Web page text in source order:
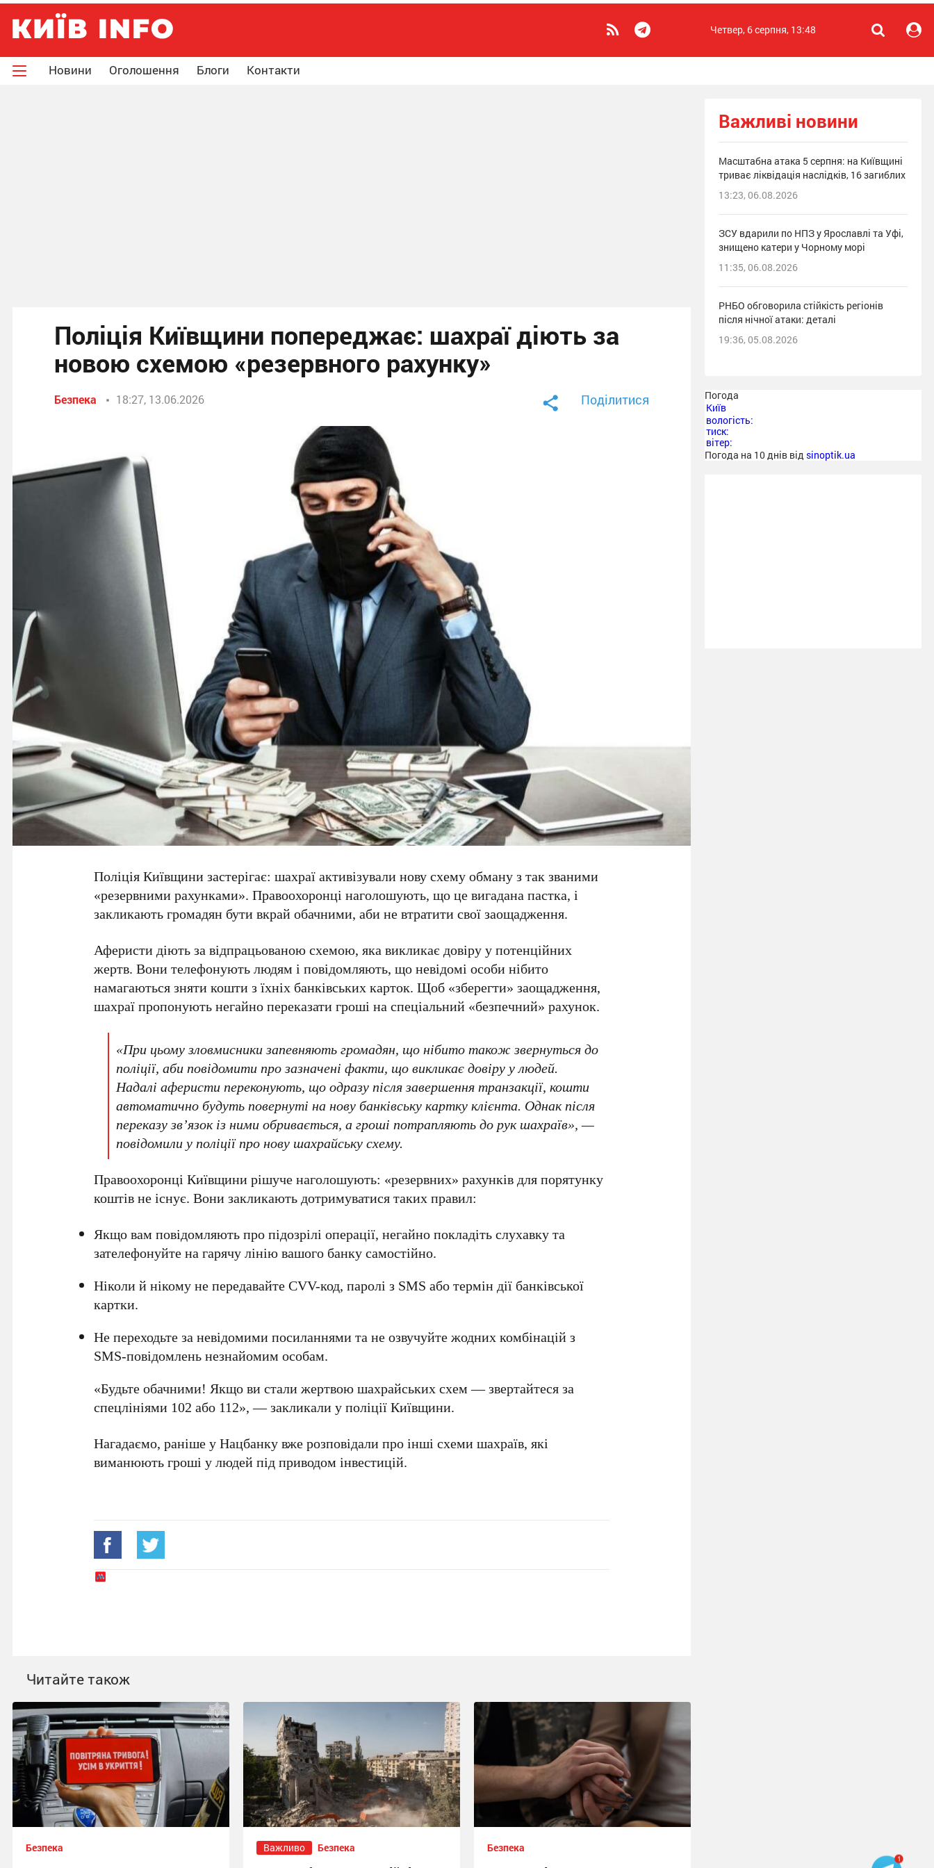
Четвер, 6 серпня, 13:48
Новини Оголошення Блоги Контакти
Поліція Київщини попереджає: шахраї діють за
новою схемою «резервного рахунку»
Безпека 18:27, 13.06.2026 Поділитися
Поліція Київщини застерігає: шахраї активізували нову схему обману з так званими
«резервними рахунками». Правоохоронці наголошують, що це вигадана пастка, і
закликають громадян бути вкрай обачними, аби не втратити свої заощадження.
Аферисти діють за відпрацьованою схемою, яка викликає довіру у потенційних
жертв. Вони телефонують людям і повідомляють, що невідомі особи нібито
намагаються зняти кошти з їхніх банківських карток. Щоб «зберегти» заощадження,
шахраї пропонують негайно переказати гроші на спеціальний «безпечний» рахунок.
«При цьому зловмисники запевняють громадян, що нібито також звернуться до
поліції, аби повідомити про зазначені факти, що викликає довіру у людей.
Надалі аферисти переконують, що одразу після завершення транзакції, кошти
автоматично будуть повернуті на нову банківську картку клієнта. Однак після
переказу зв’язок із ними обривається, а гроші потрапляють до рук шахраїв», —
повідомилиу поліції про нову шахрайську схему.
ПравоохоронціКиївщинирішуче наголошують: «резервних» рахунківдля порятунку
коштів не існує. Вони закликають дотримуватися таких правил:
Якщо вам повідомляють про підозрілі операції, негайно покладіть слухавку та
зателефонуйте на гарячу лінію вашого банку самостійно.
Ніколи й нікому не передавайтеCVV-код, паролі з SMS або термін дії банківської
картки.
Не переходьте за невідомими посиланнями та не озвучуйте жодних комбінацій з
SMS-повідомленьнезнайомим особам.
«Будьте обачними! Якщо ви стали жертвою шахрайських схем — звертайтеся за
спецлініями 102 або 112», — закликали у поліціїКиївщини.
Нагадаємо, раніше уНацбанкувже розповідали про інші схеми шахраїв, які
виманюють гроші у людей під приводом інвестицій.
Читайте також
Безпека Важливо Безпека Безпека
Важливі новини
Масштабна атака 5 серпня: на Київщині
триває ліквідація наслідків, 16 загиблих
13:23, 06.08.2026
ЗСУ вдарили по НПЗ у Ярославлі та Уфі,
знищено катери у Чорному морі
11:35, 06.08.2026
РНБО обговорила стійкість регіонів
після нічної атаки: деталі
19:36, 05.08.2026
Погода
Київ
вологість:
тиск:
вітер:
Погода на 10 днів від sinoptik.ua